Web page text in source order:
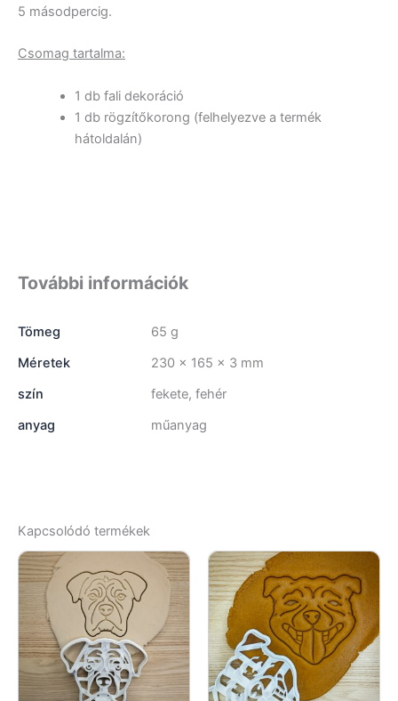
5 másodpercig.
Csomag tartalma:
1 db fali dekoráció
1 db rögzítőkorong (felhelyezve a termék
hátoldalán)
További információk
Tömeg
65 g
Méretek
230 × 165 × 3 mm
szín
fekete, fehér
anyag
műanyag
Kapcsolódó termékek